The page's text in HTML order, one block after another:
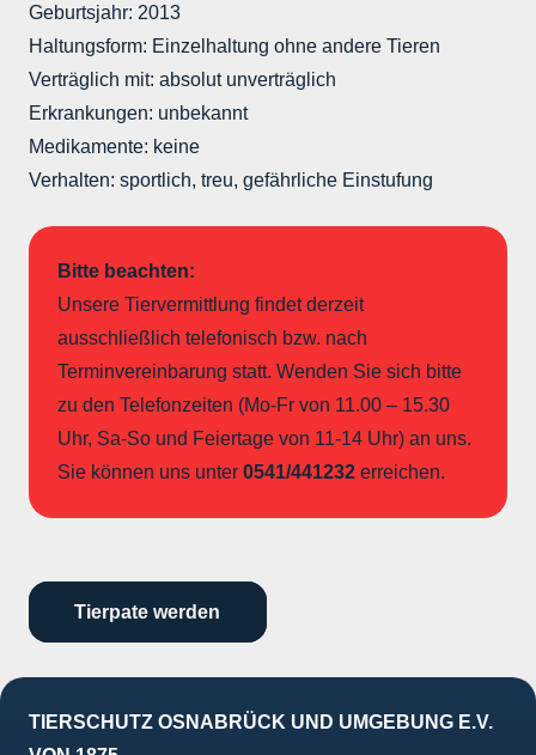
Geburtsjahr: 2013
Haltungsform: Einzelhaltung ohne andere Tieren
Verträglich mit: absolut unverträglich
Erkrankungen: unbekannt
Medikamente: keine
Verhalten: sportlich, treu, gefährliche Einstufung
Bitte beachten:
Unsere Tiervermittlung findet derzeit
ausschließlich telefonisch bzw. nach
Terminvereinbarung statt. Wenden Sie sich bitte
zu den Telefonzeiten (Mo-Fr von 11.00 – 15.30
Uhr, Sa-So und Feiertage von 11-14 Uhr) an uns.
Sie können uns unter 0541/441232 erreichen.
Tierpate werden
TIERSCHUTZ OSNABRÜCK UND UMGEBUNG E.V.